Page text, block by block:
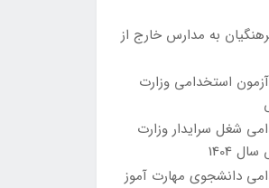
به مدارس خارج از
استخدامی وزارت
شغل سرایدار وزارت
1404
دانشجوی مهارت آموز